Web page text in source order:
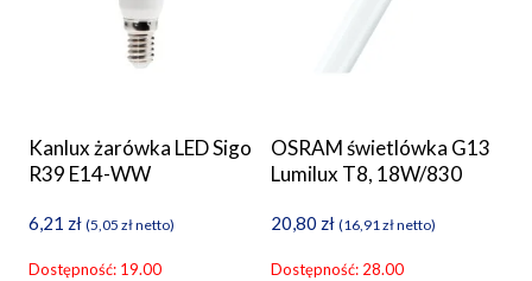
Kanlux żarówka LED Sigo
R39 E14-WW
6,21 zł (5,05 złnetto)
Dostępność: 19.00
OSRAM świetlówka G13
Lumilux T8, 18W/830
20,80 zł (16,91złnetto)
Dostępność: 28.00